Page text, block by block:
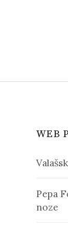
WEB
Pepa
noze